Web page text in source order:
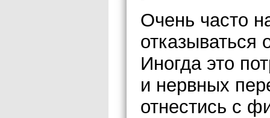
Очень часто
отказываться
Иногда это
и нервных
отнестись с